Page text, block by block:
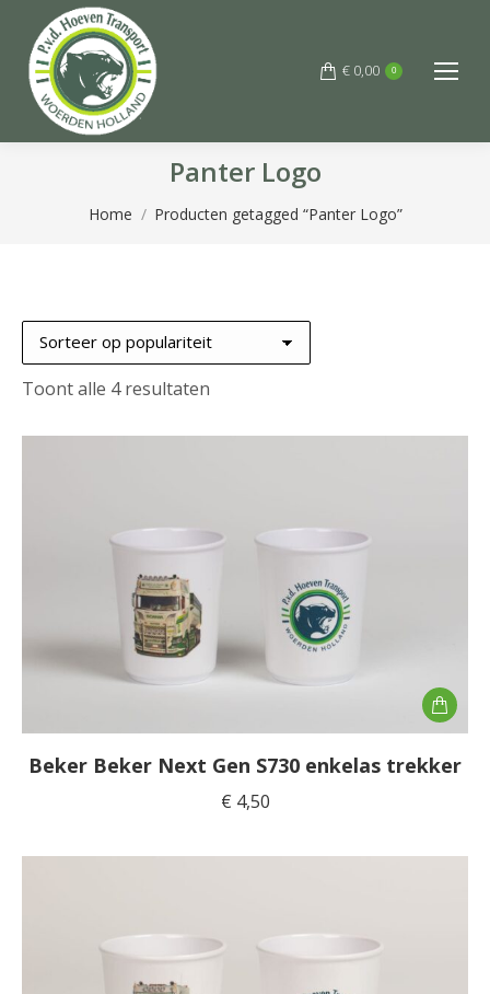
€ 0,00 0
Panter Logo
Je bent hier:
Home Producten getagged “Panter Logo”
Toont alle 4 resultaten
populariteit
Beker Beker Next Gen S730 enkelas trekker
€ 4,50